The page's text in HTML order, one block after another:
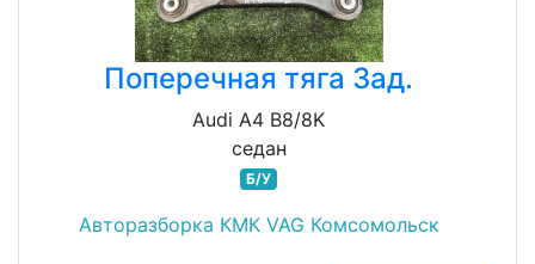
Поперечная тяга Зад.
Audi A4 B8/8K
седан
Б/У
Авторазборка КМК VAG Комсомольск